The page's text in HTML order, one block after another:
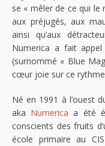
se « mêler de ce qui le
aux préjugés, aux
ainsi qu’aux
Numerica a fait
(surnommé « Blue
cœur joie sur ce rythme
Né en 1991 à l’ouest
aka Numerica a été
conscients des fruits
école primaire au